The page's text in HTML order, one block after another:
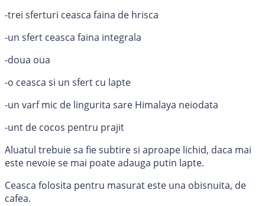
-trei sferturi ceasca faina de hrisca
-un sfert ceasca faina integrala
-doua oua
-o ceasca si un sfert cu lapte
-un varf mic de lingurita sare Himalaya neiodata
-unt de cocos pentru prajit
Aluatul trebuie sa fie subtire si aproape lichid, daca mai
este nevoie se mai poate adauga putin lapte.
Ceasca folosita pentru masurat este una obisnuita, de
cafea.